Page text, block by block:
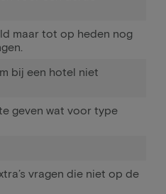
maar tot op heden nog
bij een hotel niet
geven wat voor type
vragen die niet op de